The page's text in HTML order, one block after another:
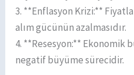
3. **Enflasyon Krizi:**
alım gücünün azalmasıdır.
4. **Resesyon:** Ekonomik
negatif büyüme sürecidir.